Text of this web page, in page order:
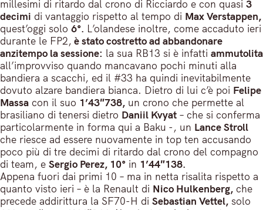
millesimi di ritardo dal crono di Ricciardo e con quasi 3
decimi di vantaggio rispetto al tempo di Max Verstappen,
quest’oggi solo 6°. L’olandese inoltre, come accaduto ieri
durante le FP2, è stato costretto ad abbandonare
anzitempo la sessione: la sua RB13 si è infatti ammutolita
all’improvviso quando mancavano pochi minuti alla
bandiera a scacchi, ed il #33 ha quindi inevitabilmente
dovuto alzare bandiera bianca. Dietro di lui c’è poi Felipe
Massa con il suo 1’43″738, un crono che permette al
brasiliano di tenersi dietro Daniil Kvyat – che si conferma
particolarmente in forma qui a Baku -, un Lance Stroll
che riesce ad essere nuovamente in top ten accusando
poco più di tre decimi di ritardo dal crono del compagno
di team, e Sergio Perez, 10° in 1’44″138.
Appena fuori dai primi 10 – ma in netta risalita rispetto a
quanto visto ieri – è la Renault di Nico Hulkenberg, che
precede addirittura la SF70-H di Sebastian Vettel, solo